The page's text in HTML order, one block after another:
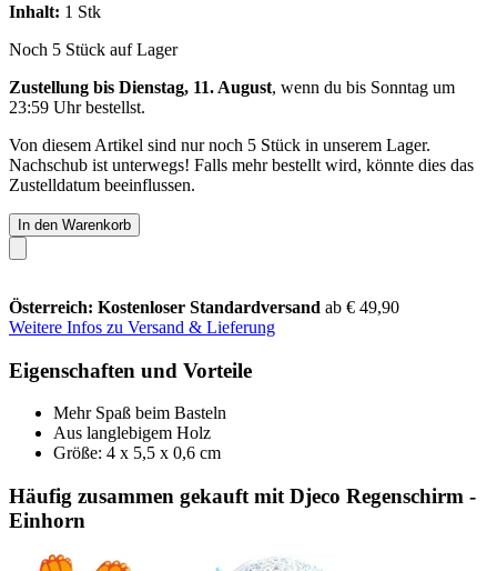
Inhalt: 1 Stk
Noch 5 Stück auf Lager
Zustellung bis Dienstag, 11. August, wenn du bis Sonntag um
23:59 Uhrbestellst.
Von diesem Artikel sind nur noch 5 Stück in unserem Lager.
Nachschub ist unterwegs! Falls mehr bestellt wird, könnte dies das
Zustelldatum beeinflussen.
In den Warenkorb
Österreich: Kostenloser Standardversand ab € 49,90
Weitere Infos zu Versand & Lieferung
Eigenschaften und Vorteile
Mehr Spaß beim Basteln
Aus langlebigem Holz
Größe: 4 x 5,5 x 0,6 cm
Häufig zusammen gekauft mit Djeco Regenschirm -
Einhorn